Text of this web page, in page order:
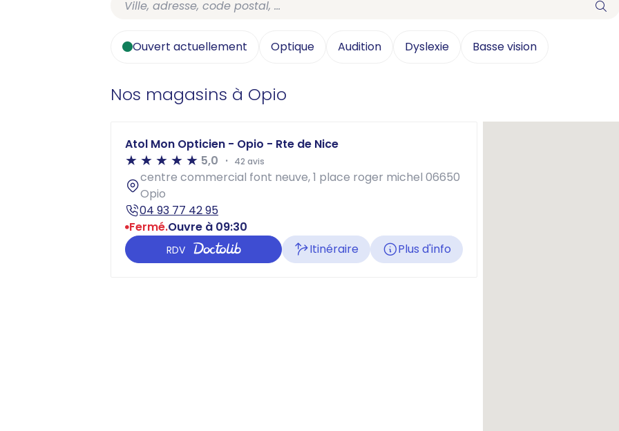
Ouvert actuellement Optique Audition Dyslexie Basse vision
Nos magasins à Opio
Atol Mon Opticien - Opio - Rte de Nice
5,0
42 avis
centre commercial font neuve, 1 place roger michel 06650
Opio
04 93 77 42 95
Fermé.Ouvre à 09:30
RDV Itinéraire Plus d'info